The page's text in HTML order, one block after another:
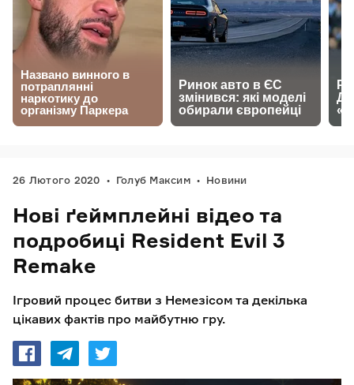
26 Лютого 2020 Голуб Максим Новини
Нові ґеймплейні відео та
подробиці Resident Evil 3
Remake
Ігровий процес битви з Немезісом та декілька
цікавих фактів про майбутню гру.